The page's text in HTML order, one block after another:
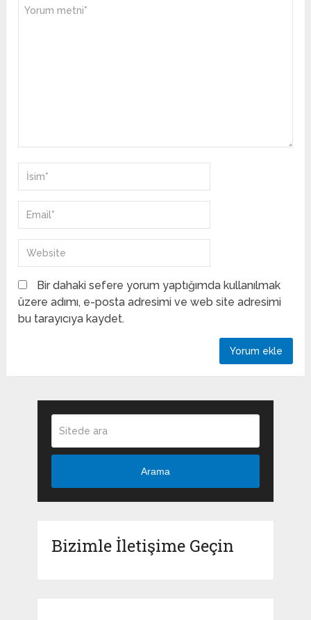
Bir dahaki sefere yorum yaptığımda kullanılmak
üzere adımı, e-posta adresimi ve web site adresimi
bu tarayıcıya kaydet.
Arama
Bizimle İletişime Geçin